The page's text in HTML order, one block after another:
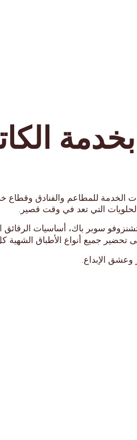
للمطاعم والفنادق وقطاع
التي تعد في وقت قصير.
ڤيتشنزوفو سوبر باك، أساسيات
تحضير جميع أنواع الأطباق الشهية
وعشق الإبداع.